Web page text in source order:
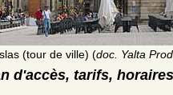
(tour de ville) (doc. Yalta
d'accès, tarifs, horaires